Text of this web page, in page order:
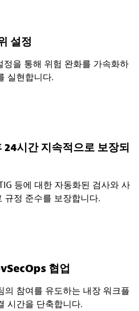
설정
정을 통해 위험 완화를 가속화하
실현합니다.
시간 지속적으로 보장되
등에 대한 자동화된 검사와 사
규정 준수를 보장합니다.
협업
의 참여를 유도하는 내장 워크플
시간을 단축합니다.